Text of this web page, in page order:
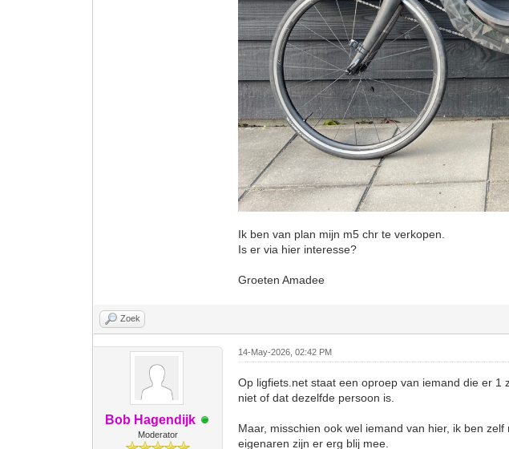
Ik ben van plan mijn m5 chr te verkopen.
Is er via hier interesse?
Groeten Amadee
Zoek
Bob Hagendijk
Moderator
14-May-2026, 02:42 PM
Op ligfiets.net staat een oproep van iemand die er
niet of dat dezelfde persoon is.
Maar, misschien ook wel iemand van hier, ik ben
eigenaren zijn er erg blij mee.